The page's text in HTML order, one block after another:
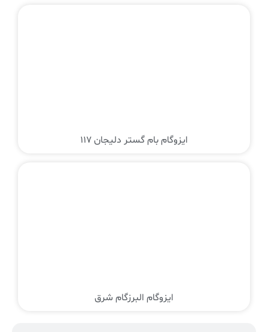
ایزوگام بام گستر دلیجان 117
ایزوگام البرزگام شرق